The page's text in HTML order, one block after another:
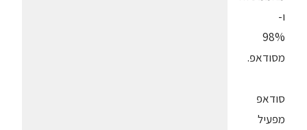
ו-
98%
מסודאפ.
סודאפ
מפעיל